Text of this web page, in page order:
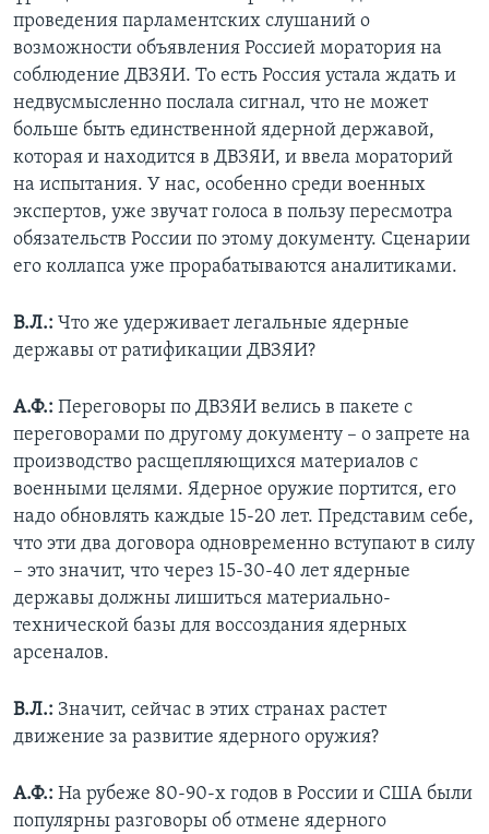
проведения парламентских слушаний о
возможности объявления Россией моратория на
соблюдение ДВЗЯИ. То есть Россия устала ждать и
недвусмысленно послала сигнал, что не может
больше быть единственной ядерной державой,
которая и находится в ДВЗЯИ, и ввела мораторий
на испытания. У нас, особенно среди военных
экспертов, уже звучат голоса в пользу пересмотра
обязательств России по этому документу. Сценарии
его коллапса уже прорабатываются аналитиками.
В.Л.: Что же удерживает легальные ядерные
державы от ратификации ДВЗЯИ?
А.Ф.: Переговоры по ДВЗЯИ велись в пакете с
переговорами по другому документу – о запрете на
производство расщепляющихся материалов с
военными целями. Ядерное оружие портится, его
надо обновлять каждые 15-20 лет. Представим себе,
что эти два договора одновременно вступают в силу
– это значит, что через 15-30-40 лет ядерные
державы должны лишиться материально-
технической базы для воссоздания ядерных
арсеналов.
В.Л.: Значит, сейчас в этих странах растет
движение за развитие ядерного оружия?
А.Ф.: На рубеже 80-90-х годов в России и США были
популярны разговоры об отмене ядерного